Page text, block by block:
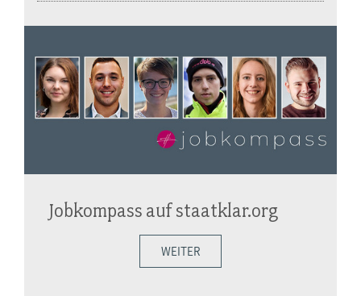
Jobkompass auf staatklar.org
WEITER